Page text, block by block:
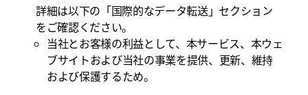
詳細は以下の「国際的なデータ転送」セクション
をご確認ください。
当社とお客様の利益として、本サービス、本ウェ
ブサイトおよび当社の事業を提供、更新、維持
および保護するため。